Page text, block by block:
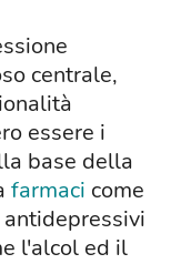
centrale,
essere i
base della
farmaci come
l'alcol ed il